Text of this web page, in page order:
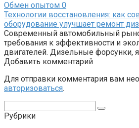
Обмен опытом 0
Технологии восстановления: как
оборудование улучшает ремонт
Современный автомобильный
требования к эффективности и
двигателей. Дизельные форсунки,
Добавить комментарий
Для отправки комментария вам
авторизоваться.
Рубрики